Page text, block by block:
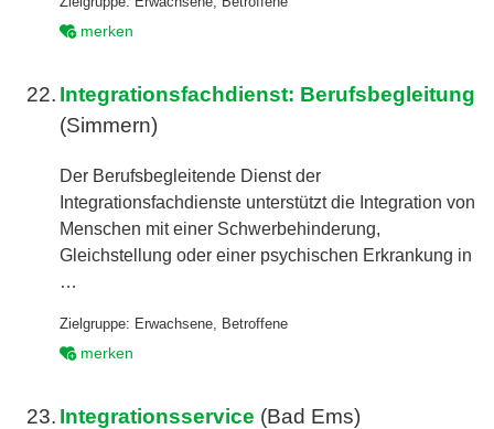
merken
22. Integrationsfachdienst: Berufsbegleitung
(Simmern)
Der Berufsbegleitende Dienst der
Integrationsfachdienste unterstützt die Integration von
Menschen mit einer Schwerbehinderung,
Gleichstellung oder einer psychischen Erkrankung in
…
Zielgruppe: Erwachsene
Betroffene
merken
23. Integrationsservice (Bad Ems)